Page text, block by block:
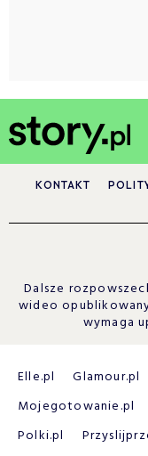
KONTAKT
Dalsze
wideo
wymaga
Elle.pl Glamour.pl
Mojegotowanie.pl
Polki.pl